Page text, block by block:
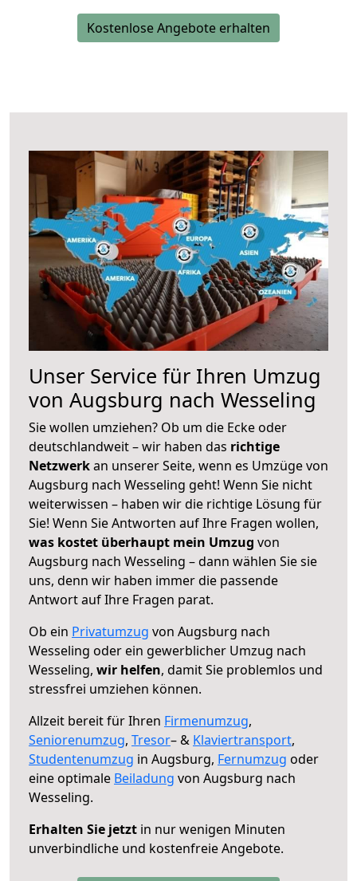
Kostenlose Angebote erhalten
Unser Service für Ihren Umzug
von Augsburg nach Wesseling
Sie wollen umziehen? Ob um die Ecke oder
deutschlandweit – wir haben das richtige
Netzwerkan unserer Seite, wenn es Umzüge von
Augsburg nach Wesseling geht! Wenn Sie nicht
weiterwissen – haben wir die richtige Lösung für
Sie! Wenn Sie Antworten auf Ihre Fragen wollen,
was kostet überhaupt mein Umzug von
Augsburg nach Wesseling – dann wählen Sie sie
uns, denn wir haben immer die passende
Antwort auf Ihre Fragen parat.
Ob ein Privatumzug von Augsburg nach
Wesseling oder ein gewerblicher Umzug nach
Wesseling, wir helfen, damit Sie problemlos und
stressfrei umziehen können.
Allzeit bereit für Ihren Firmenumzug,
Seniorenumzug, Tresor– & Klaviertransport,
Studentenumzug in Augsburg, Fernumzug oder
eine optimale Beiladung von Augsburg nach
Wesseling.
Erhalten Sie jetzt in nur wenigen Minuten
unverbindliche und kostenfreie Angebote.